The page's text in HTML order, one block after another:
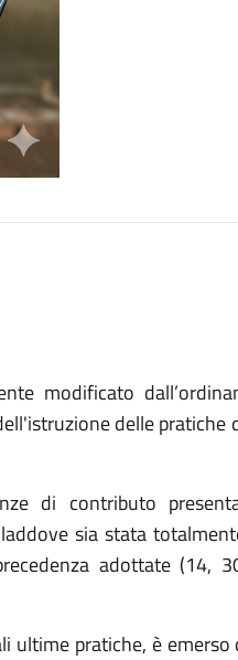
modificato
delle pratiche
di contributo
sia stata
adottate (14,
pratiche, è emerso